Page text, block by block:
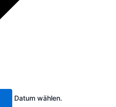
Datum wählen.